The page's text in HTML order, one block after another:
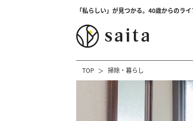
「私らしい」が見つかる。40歳からのラ
TOP 掃除・暮らし